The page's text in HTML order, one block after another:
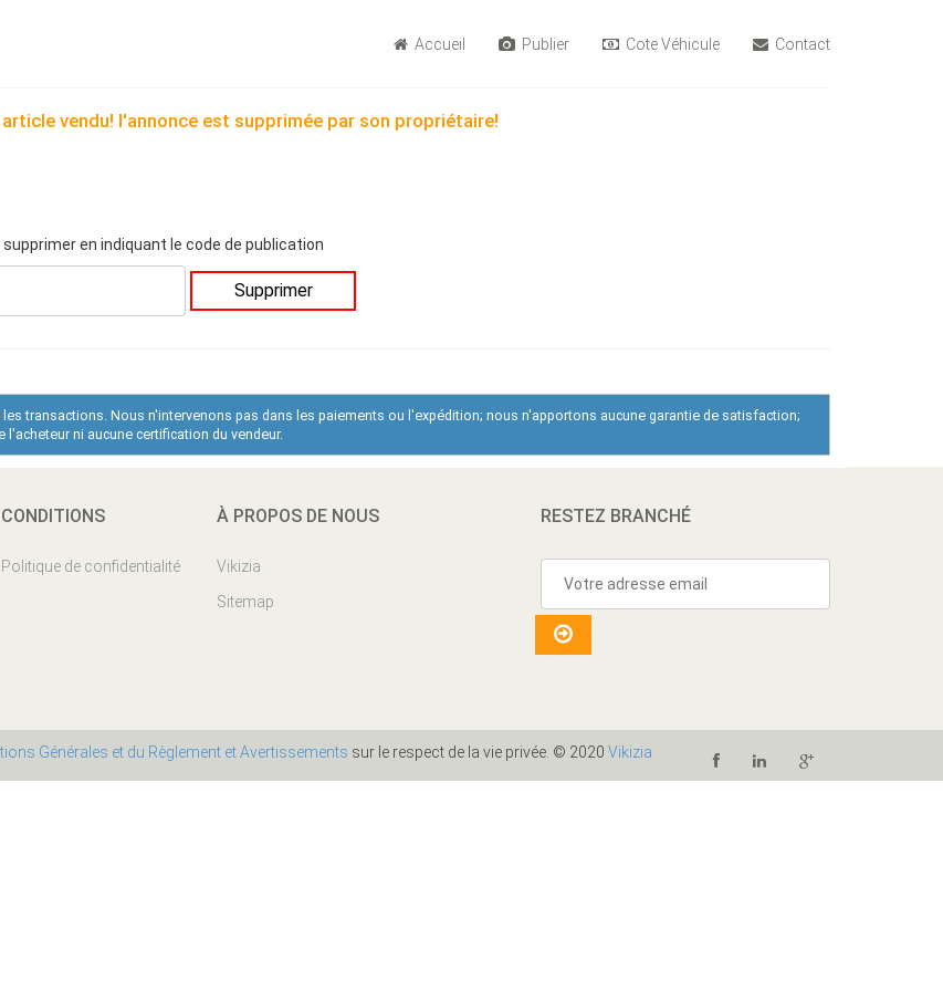
Accueil Publier Cote Véhicule Contact
vendu! l'annonce est supprimée par son propriétaire!
en indiquant le code de publication
Supprimer
transactions. Nous n'intervenons pas dans les paiements ou l'expédition; nous n'apportons aucune garantie de satisfaction;
ni aucune certification du vendeur.
CONDITIONS
Politique de confidentialité
À PROPOS DE NOUS
Vikizia
Sitemap
RESTEZ BRANCHÉ
Générales et du Règlement et Avertissements sur le respect de la vie privée. © 2020 Vikizia